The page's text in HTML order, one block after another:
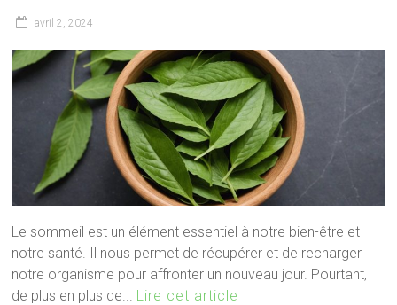
avril 2, 2024
Le sommeil est un élément essentiel à notre bien-être et
notre santé. Il nous permet de récupérer et de recharger
notre organisme pour affronter un nouveau jour. Pourtant,
de plus en plus de... Lire cet article